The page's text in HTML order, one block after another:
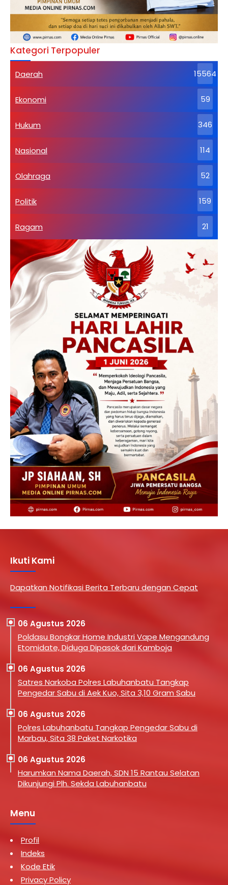
Kategori Terpopuler
Daerah 15564
Ekonomi 59
Hukum 346
Nasional 114
Olahraga 52
Politik 159
Ragam 21
Ikuti Kami
Dapatkan Notifikasi Berita Terbaru dengan Cepat
06 Agustus 2026
Poldasu Bongkar Home Industri Vape Mengandung
Etomidate, Diduga Dipasok dari Kamboja
06 Agustus 2026
Satres Narkoba Polres Labuhanbatu Tangkap
Pengedar Sabu di Aek Kuo, Sita 3,10 Gram Sabu
06 Agustus 2026
Polres Labuhanbatu Tangkap Pengedar Sabu di
Marbau, Sita 38 Paket Narkotika
06 Agustus 2026
Harumkan Nama Daerah, SDN 15 Rantau Selatan
Dikunjungi Plh. Sekda Labuhanbatu
Menu
Profil
Indeks
Kode Etik
Privacy Policy